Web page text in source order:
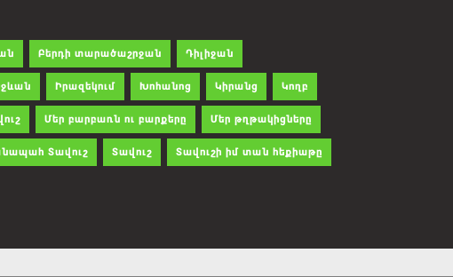
Բերդի տարածաշրջան Դիլիջան
Իրազեկում Խոհանոց Կիրանց Կողբ
Մեր բարբառն ու բարքերը Մեր թղթակիցները
Տավուշ Տավուշ Տավուշի իմ տան հեքիաթը